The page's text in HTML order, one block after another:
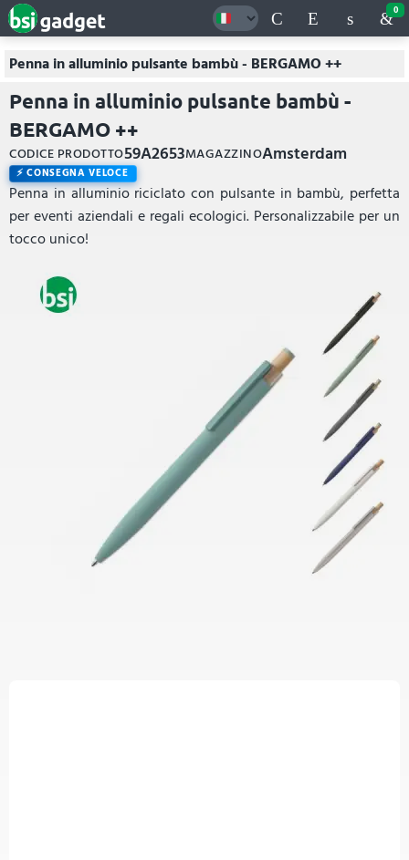
0
Penna in alluminio pulsante bambù - BERGAMO ++
Penna in alluminio pulsante bambù -
BERGAMO ++
CODICE PRODOTTO59A2653MAGAZZINOAmsterdam
CONSEGNA VELOCE
Penna in alluminio riciclato con pulsante in bambù, perfetta
per eventi aziendali e regali ecologici. Personalizzabile per un
tocco unico!